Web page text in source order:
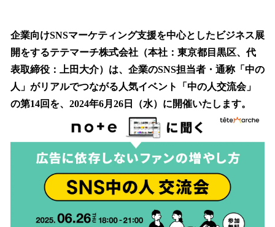
！
数
を
読
み
込
み
企業向けSNSマーケティング支援を中心としたビジネス展
開をするテテマーチ株式会社（本社：東京都目黒区、代
表取締役：上田大介）は、企業のSNS担当者・通称「中の
人」がリアルでつながる人気イベント「中の人交流会」
の第14回を、2024年6月26日（水）に開催いたします。